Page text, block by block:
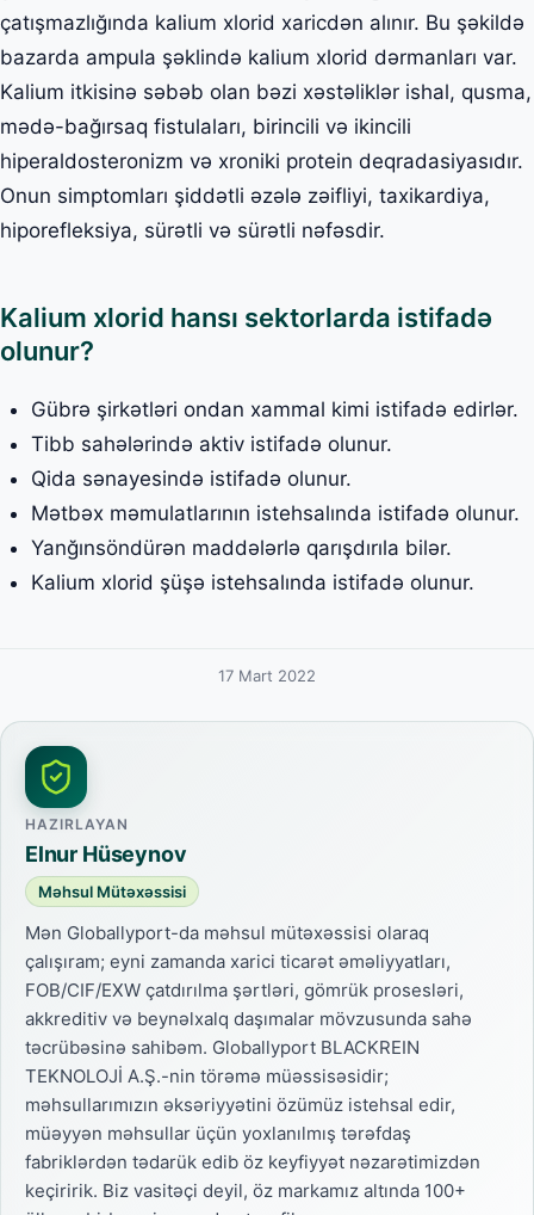
çatışmazlığında kalium xlorid xaricdən alınır. Bu şəkildə
bazarda ampula şəklində kalium xlorid dərmanları var.
Kalium itkisinə səbəb olan bəzi xəstəliklər ishal, qusma,
mədə-bağırsaq fistulaları, birincili və ikincili
hiperaldosteronizm və xroniki protein deqradasiyasıdır.
Onun simptomları şiddətli əzələ zəifliyi, taxikardiya,
hiporefleksiya, sürətli və sürətli nəfəsdir.
Kalium xlorid hansı sektorlarda istifadə
olunur?
Gübrə şirkətləri ondan xammal kimi istifadə edirlər.
Tibb sahələrində aktiv istifadə olunur.
Qida sənayesində istifadə olunur.
Mətbəx məmulatlarının istehsalında istifadə olunur.
Yanğınsöndürən maddələrlə qarışdırıla bilər.
Kalium xlorid şüşə istehsalında istifadə olunur.
17 Mart 2022
HAZIRLAYAN
Elnur Hüseynov
Məhsul Mütəxəssisi
Mən Globallyport-da məhsul mütəxəssisi olaraq
çalışıram; eyni zamanda xarici ticarət əməliyyatları,
FOB/CIF/EXW çatdırılma şərtləri, gömrük prosesləri,
akkreditiv və beynəlxalq daşımalar mövzusunda sahə
təcrübəsinə sahibəm. Globallyport BLACKREIN
TEKNOLOJİ A.Ş.-nin törəmə müəssisəsidir;
məhsullarımızın əksəriyyətini özümüz istehsal edir,
müəyyən məhsullar üçün yoxlanılmış tərəfdaş
fabriklərdən tədarük edib öz keyfiyyət nəzarətimizdən
keçiririk. Biz vasitəçi deyil, öz markamız altında 100+